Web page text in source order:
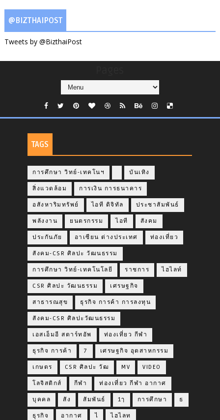
@BIZTHAIPOST
Tweets by @BizthaiPost
TAGS
การศึกษา วิทย์-เทคโนฯ บันเทิง
สิ่งแวดล้อม การเงิน การธนาคาร
อสังหาริมทรัพย์ ไอที ดิจิทัล ประชาสัมพันธ์
พลังงาน ยนตรกรรม ไอที สังคม
ประกันภัย อาเซียน ต่างประเทศ ท่องเที่ยว
สังคม-CSR ศิลปะ วัฒนธรรม
การศึกษา วิทย์-เทคโนโลยี ราชการ ไฮไลท์
CSR ศิลปะ วัฒนธรรม เศรษฐกิจ
สาธารณสุข ธุรกิจ การค้า การลงทุน
สังคม-CSR ศิลปะวัฒนธรรม
เอสเอ็มอี สตาร์ทอัพ ท่องเที่ยว กีฬา
ธุรกิจ การค้า 7 เศรษฐกิจ อุตสาหกรรม
เกษตร CSR ศิลปะ วัฒ MV VIDEO
โลจิสติกส์ กีฬา ท่องเที่ยว กีฬา อากาศ
บุคคล สัง สัมพันธ์ 1ๅ การศึกษา ธ
ธุรกิจ อากาศ ไ ไฮไลท